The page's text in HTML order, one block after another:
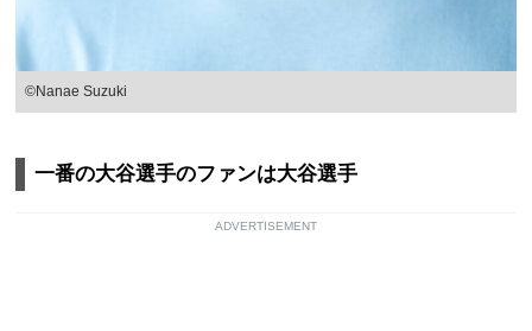
©Nanae Suzuki
一番の大谷選手のファンは大谷選手
ADVERTISEMENT